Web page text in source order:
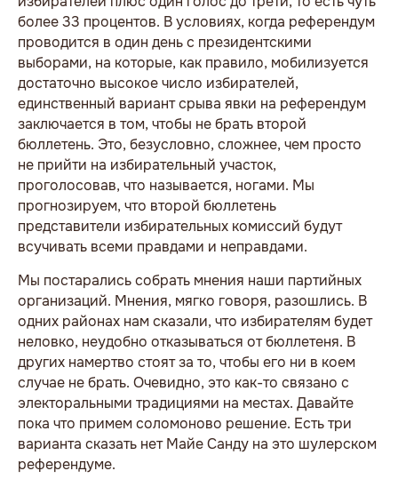
более 33 процентов. В условиях, когда референдум
проводится в один день с президентскими
выборами, на которые, как правило, мобилизуется
достаточно высокое число избирателей,
единственный вариант срыва явки на референдум
заключается в том, чтобы не брать второй
бюллетень. Это, безусловно, сложнее, чем просто
не прийти на избирательный участок,
проголосовав, что называется, ногами. Мы
прогнозируем, что второй бюллетень
представители избирательных комиссий будут
всучивать всеми правдами и неправдами.
Мы постарались собрать мнения наши партийных
организаций. Мнения, мягко говоря, разошлись. В
одних районах нам сказали, что избирателям будет
неловко, неудобно отказываться от бюллетеня. В
других намертво стоят за то, чтобы его ни в коем
случае не брать. Очевидно, это как-то связано с
электоральными традициями на местах. Давайте
пока что примем соломоново решение. Есть три
варианта сказать нет Майе Санду на это шулерском
референдуме.